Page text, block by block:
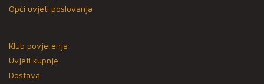
Opći uvjeti poslovanja
Klub povjerenja
Uvjeti kupnje
Dostava